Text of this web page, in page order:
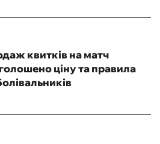
квитків на матч
ціну та правила